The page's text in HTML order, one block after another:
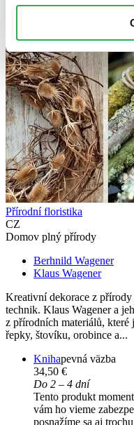
Přírodní floristika
CZ
Domov plný přírody
Berhnild Wagener
Klaus Wagener
Kreativní dekorace z
technik. Klaus Wagener a
z přírodních materiálů, které
řepky, štovíku, orobince a...
Knihapevná väzba
34,50 €
Do 2 – 4 dní
Tento produkt
vám ho vieme
posnažíme sa aj